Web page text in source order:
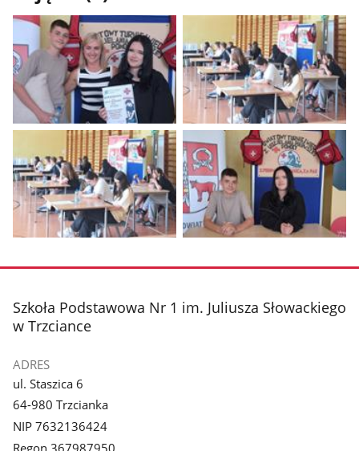
Pokaż
1
z
galerii.
Pokaż
zdjęcie
2
z
galerii.
galerii.
galerii.
stopka
Szkoła Podstawowa Nr 1 im. Juliusza Słowackiego
w Trzciance
ADRES
ul. Staszica 6
64-980 Trzcianka
NIP 7632136424
Regon 367987950